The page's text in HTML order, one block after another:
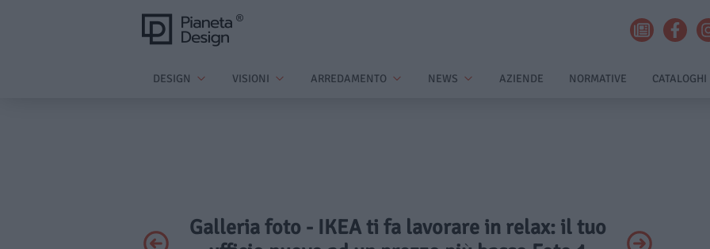
DESIGN VISIONI ARREDAMENTO NEWS AZIENDE NORMATIVE CATALOGHI
Galleria foto - IKEA ti fa lavorare in relax: il tuo